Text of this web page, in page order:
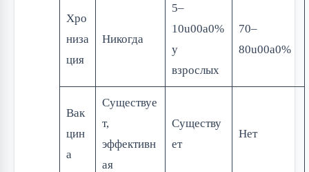
Хро
низа
ция
Никогда
5–
10u00a0%
у
взрослых
70–
80u00a0%
Вак
цин
а
Существуе
т,
эффективн
ая
Существу
ет
Нет